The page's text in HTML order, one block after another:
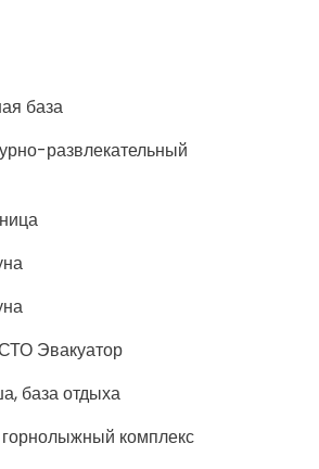
база
развлекательный
Эвакуатор
база отдыха
горнолыжный комплекс